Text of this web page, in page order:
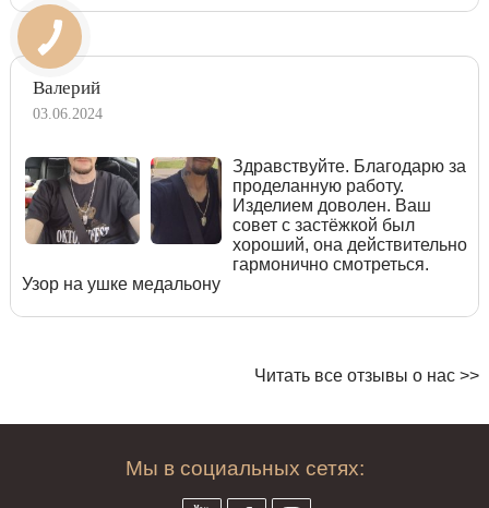
Валерий
03.06.2024
Здравствуйте. Благодарю за
проделанную работу.
Изделием доволен. Ваш
совет с застёжкой был
хороший, она действительно
гармонично смотреться.
Узор на ушке медальону
Читать все отзывы о нас >>
Мы в социальных сетях: